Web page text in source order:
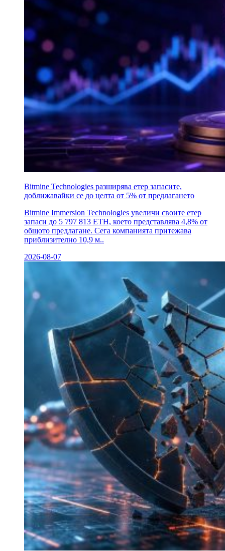
Bitmine Technologies разширява етер запасите,
доближавайки се до целта от 5% от предлагането
Bitmine Immersion Technologies увеличи своите етер
запаси до 5 797 813 ETH, което представлява 4,8% от
общото предлагане. Сега компанията притежава
приблизително 10,9 м..
2026-08-07